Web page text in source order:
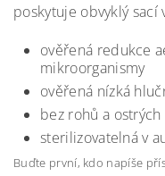
poskytuje obvyklý sací
ověřená redukce
mikroorganismy
ověřená nízká
bez rohů a
sterilizovatelná v
Buďte první, kdo napíše